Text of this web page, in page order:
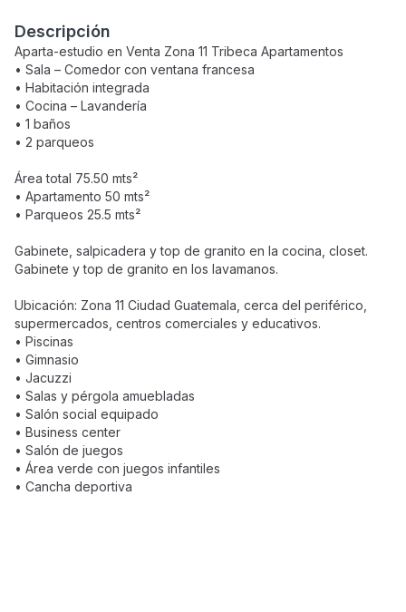
Descripción
Aparta-estudio en Venta Zona 11 Tribeca Apartamentos
• Sala – Comedor con ventana francesa
• Habitación integrada
• Cocina – Lavandería
• 1 baños
• 2 parqueos
Área total 75.50 mts²
• Apartamento 50 mts²
• Parqueos 25.5 mts²
Gabinete, salpicadera y top de granito en la cocina, closet.
Gabinete y top de granito en los lavamanos.
Ubicación: Zona 11 Ciudad Guatemala, cerca del periférico,
supermercados, centros comerciales y educativos.
• Piscinas
• Gimnasio
• Jacuzzi
• Salas y pérgola amuebladas
• Salón social equipado
• Business center
• Salón de juegos
• Área verde con juegos infantiles
• Cancha deportiva